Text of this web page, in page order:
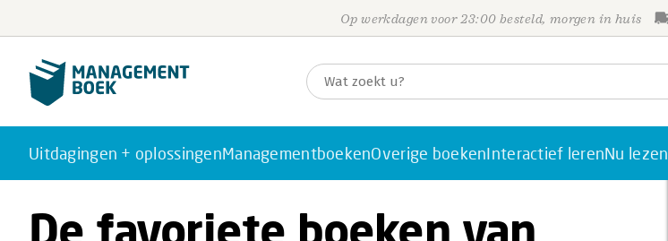
Op werkdagen voor 23:00 besteld, morgen in huis
Uitdagingen + oplossingenManagementboekenOverige boekenInteractief lerenNu lezen
De favoriete boeken van